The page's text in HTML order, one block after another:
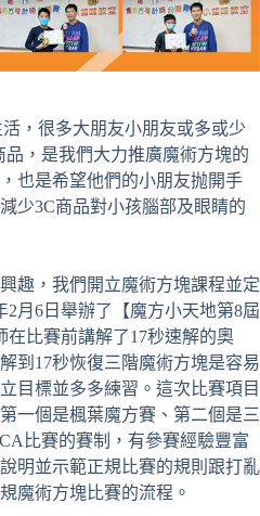
，很多大朋友小朋友或多或少
，是我們大力推廣魔術方塊的
也是希望他們的小朋友抛開手
少3C商品對小孩腦部及眼睛的
趣，我們開立魔術方塊課程並定
月6日舉辦了【魔方小天地第8屆
在比賽前講解了17秒速解的奧
到17秒恢復三階魔術方塊是容易
目標並多多練習。這次比賽項目
一個是楓葉魔方賽、第二個是三
比賽的賽制，有參賽經驗豐富
明並示範正規比賽的規則跟打亂
魔術方塊比賽的流程。